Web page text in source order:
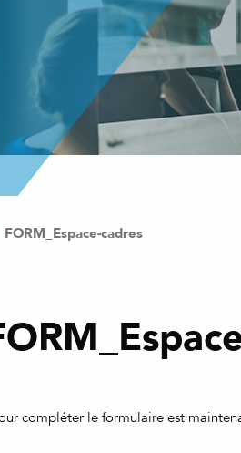
FORM_Espace-cadres
compléter le formulaire est